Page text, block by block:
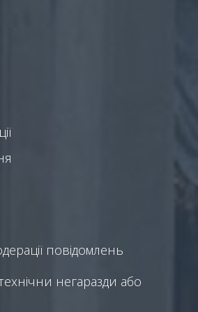
повідомлень
негаразди або